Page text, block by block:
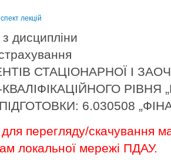
лекцій
з дисципліни
СТАЦІОНАРНОЇ І
РІВНЯ
6.030508
перегляду/скачування
локальної мережі ПДАУ.